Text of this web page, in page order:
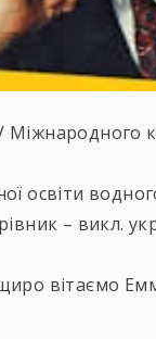
Міжнародного
освіти
– викл.
вітаємо